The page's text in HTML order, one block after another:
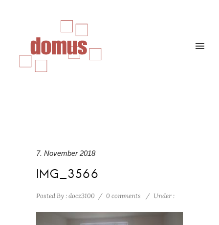
7. November 2018
IMG_3566
Posted By : docz3100 / 0 comments / Under :